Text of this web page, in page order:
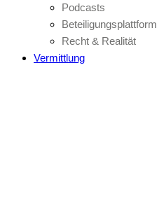
Podcasts
Beteiligungsplattform
Recht & Realität
Vermittlung